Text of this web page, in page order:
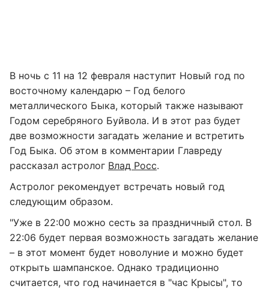
В ночь с 11 на 12 февраля наступит Новый год по
восточному календарю – Год белого
металлического Быка, который также называют
Годом серебряного Буйвола. И в этот раз будет
две возможности загадать желание и встретить
Год Быка. Об этом в комментарии Главреду
рассказал астролог Влад Росс.
Астролог рекомендует встречать новый год
следующим образом.
"Уже в 22:00 можно сесть за праздничный стол. В
22:06 будет первая возможность загадать желание
– в этот момент будет новолуние и можно будет
открыть шампанское. Однако традиционно
считается, что год начинается в "час Крысы", то